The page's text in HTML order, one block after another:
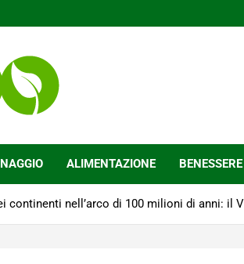
ALIMENTAZIONE BENESSERE
continenti nell’arco di 100 milioni di anni: il